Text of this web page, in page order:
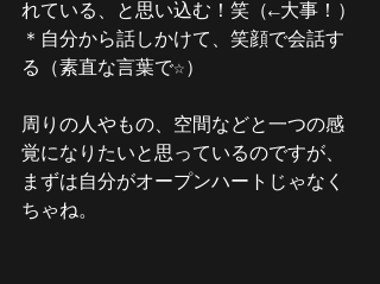
れている、と思い込む！笑（←大事！）
＊自分から話しかけて、笑顔で会話す
る（素直な言葉で☆）
周りの人やもの、空間などと一つの感
覚になりたいと思っているのですが、
まずは自分がオープンハートじゃなく
ちゃね。